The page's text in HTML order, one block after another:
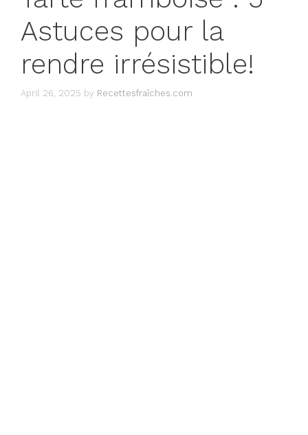
Astuces pour la
rendre irrésistible!
April 26, 2025 by Recettesfraîches.com